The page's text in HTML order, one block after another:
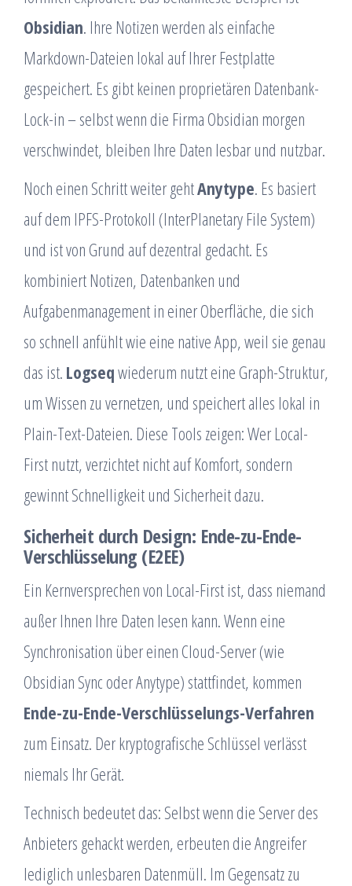
Obsidian. Ihre Notizen werden als einfache
Markdown-Dateien lokal auf Ihrer Festplatte
gespeichert. Es gibt keinen proprietären Datenbank-
Lock-in – selbst wenn die Firma Obsidian morgen
verschwindet, bleiben Ihre Daten lesbar und nutzbar.
Noch einen Schritt weiter gehtAnytype. Es basiert
auf dem IPFS-Protokoll (InterPlanetary File System)
und ist von Grund auf dezentral gedacht. Es
kombiniert Notizen, Datenbanken und
Aufgabenmanagement in einer Oberfläche, die sich
so schnell anfühlt wie eine native App, weil sie genau
das ist. Logseqwiederum nutzt eine Graph-Struktur,
um Wissen zu vernetzen, und speichert alles lokal in
Plain-Text-Dateien. Diese Tools zeigen: Wer Local-
First nutzt, verzichtet nicht auf Komfort, sondern
gewinnt Schnelligkeit und Sicherheit dazu.
Sicherheit durch Design: Ende-zu-Ende-
Verschlüsselung (E2EE)
Ein Kernversprechen von Local-First ist, dass niemand
außer Ihnen Ihre Daten lesen kann. Wenn eine
Synchronisation über einen Cloud-Server (wie
Obsidian Sync oder Anytype) stattfindet, kommen
Ende-zu-Ende-Verschlüsselungs-Verfahren
zum Einsatz. Der kryptografische Schlüssel verlässt
niemals Ihr Gerät.
Technisch bedeutet das: Selbst wenn die Server des
Anbieters gehackt werden, erbeuten die Angreifer
lediglich unlesbaren Datenmüll. Im Gegensatz zu